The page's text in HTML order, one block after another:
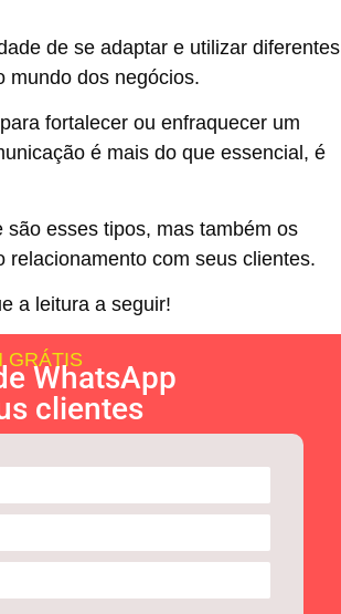
de se adaptar e utilizar diferentes
mundo dos negócios.
fortalecer ou enfraquecer um
é mais do que essencial, é
esses tipos, mas também os
com seus clientes.
a leitura a seguir!
GRÁTIS
WhatsApp
clientes